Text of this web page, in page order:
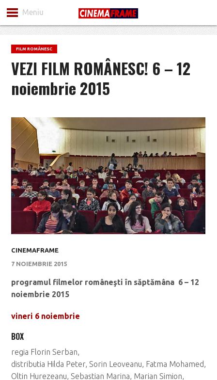
Meniu
FILM ROMÂNESC
VEZI FILM ROMÂNESC! 6 – 12
noiembrie 2015
CINEMAFRAME
7 NOIEMBRIE 2015
programul filmelor româneşti în săptămâna 6 – 12
noiembrie 2015
vineri 6 noiembrie
BOX
regia Florin Serban,
distributia Hilda Peter, Sorin Leoveanu, Fatma Mohamed,
Oltin Hurezeanu, Sebastian Marina, Marian Simion,